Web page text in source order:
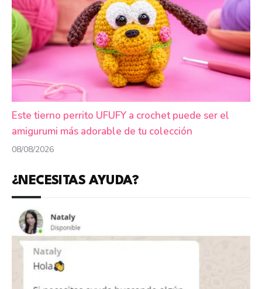
Este tierno perrito UFUFY a crochet puede ser el
amigurumi más adorable de tu colección
08/08/2026
¿NECESITAS AYUDA?